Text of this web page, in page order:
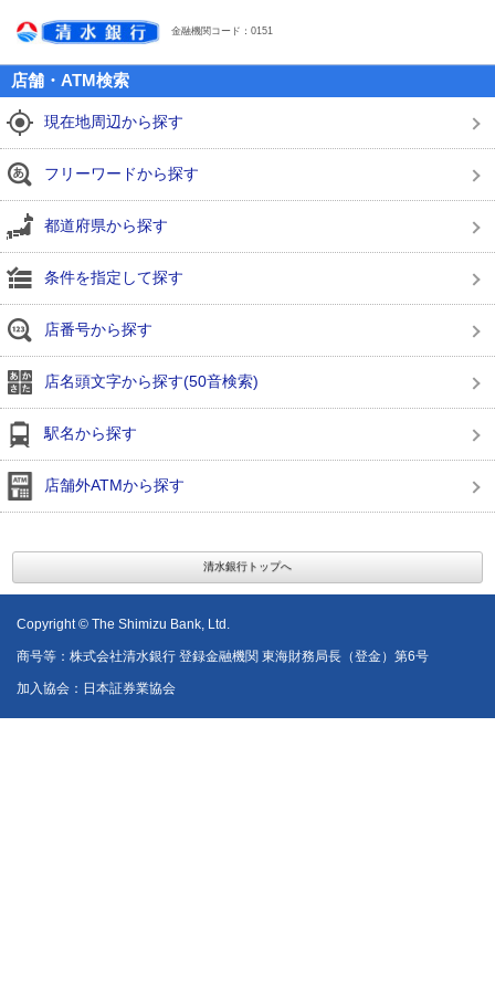
金融機関コード：0151
店舗・ATM検索
現在地周辺から探す
フリーワードから探す
都道府県から探す
条件を指定して探す
店番号から探す
店名頭文字から探す(50音検索)
駅名から探す
店舗外ATMから探す
清水銀行トップへ
Copyright © The Shimizu Bank, Ltd.
商号等：株式会社清水銀行 登録金融機関 東海財務局長（登金）第6号
加入協会：日本証券業協会